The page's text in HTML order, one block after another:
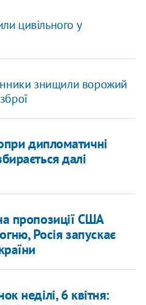
цивільного у
знищили ворожий
дипломатичні
далі
пропозиції США
Росія запускає
неділі, 6 квітня: